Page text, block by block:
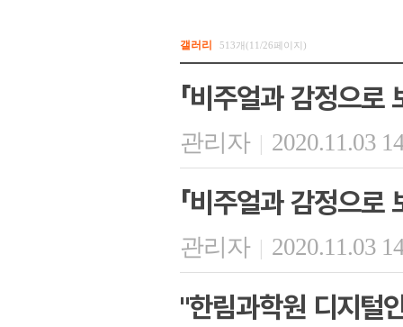
갤러리 513개(11/26페이지)
「비주얼과 감정으
관리자 | 2020.11.03
「비주얼과 감정으
관리자 | 2020.11.03
"한림과학원 디지털